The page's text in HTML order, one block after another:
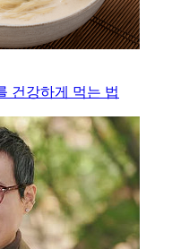
건강하게 먹는 법